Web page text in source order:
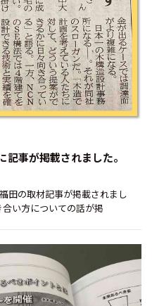
事が掲載されました。
田の取材記事が掲載されまし
い方についての話が掲